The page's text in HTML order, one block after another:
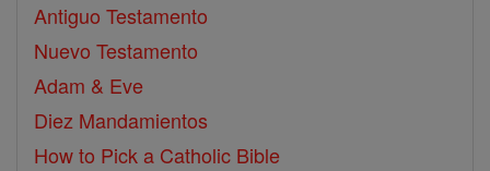
Antiguo Testamento
Nuevo Testamento
Adam & Eve
Diez Mandamientos
How to Pick a Catholic Bible